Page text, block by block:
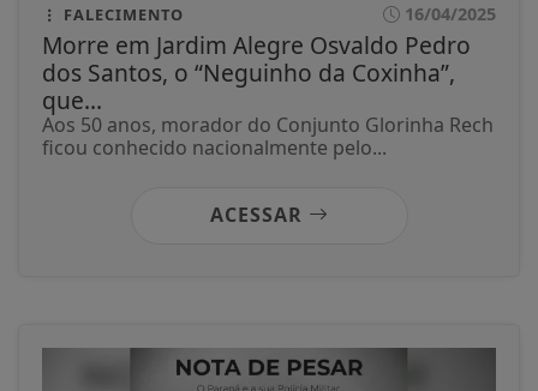
FALECIMENTO 16/04/2025
Morre em Jardim Alegre Osvaldo Pedro
dos Santos, o “Neguinho da Coxinha”,
que...
Aos 50 anos, morador do Conjunto Glorinha Rech
ficou conhecido nacionalmente pelo...
ACESSAR